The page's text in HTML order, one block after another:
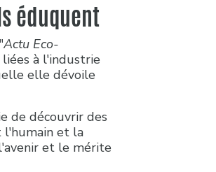
éduquent
Actu Eco-
à l'industrie
elle dévoile
de découvrir des
l'humain et la
et le mérite